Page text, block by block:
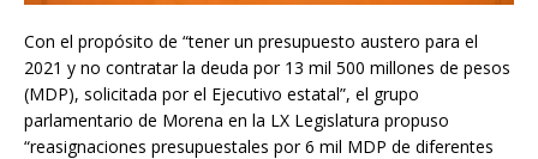
Con el propósito de “tener un presupuesto austero para el
2021 y no contratar la deuda por 13 mil 500 millones de pesos
(MDP), solicitada por el Ejecutivo estatal”, el grupo
parlamentario de Morena en la LX Legislatura propuso
“reasignaciones presupuestales por 6 mil MDP de diferentes